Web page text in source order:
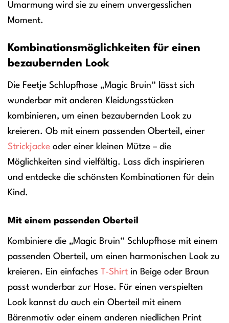
Umarmung wird sie zu einem unvergesslichen
Moment.
Kombinationsmöglichkeiten für einen
bezaubernden Look
Die Feetje Schlupfhose „Magic Bruin“ lässt sich
wunderbar mit anderen Kleidungsstücken
kombinieren, um einen bezaubernden Look zu
kreieren. Ob mit einem passenden Oberteil, einer
Strickjacke oder einer kleinen Mütze – die
Möglichkeiten sind vielfältig. Lass dich inspirieren
und entdecke die schönsten Kombinationen für dein
Kind.
Mit einem passenden Oberteil
Kombiniere die „Magic Bruin“ Schlupfhose mit einem
passenden Oberteil, um einen harmonischen Look zu
kreieren. Ein einfaches T-Shirt in Beige oder Braun
passt wunderbar zur Hose. Für einen verspielten
Look kannst du auch ein Oberteil mit einem
Bärenmotiv oder einem anderen niedlichen Print